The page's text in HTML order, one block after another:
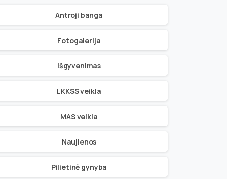
Antroji banga
Fotogalerija
Išgyvenimas
LKKSS veikla
MAS veikla
Naujienos
Pilietinė gynyba